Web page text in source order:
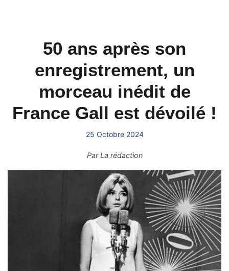
50 ans après son
enregistrement, un
morceau inédit de
France Gall est dévoilé !
25 Octobre 2024
ParLa rédaction